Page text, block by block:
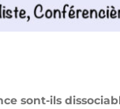
sont-ils